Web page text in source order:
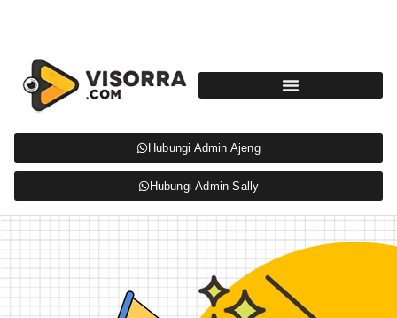
Hubungi Admin Ajeng
Hubungi Admin Sally